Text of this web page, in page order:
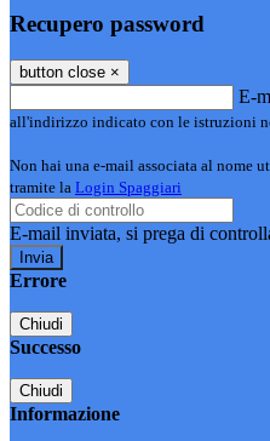
Recupero password
button close ×
E-
all'indirizzo indicato con le istruzioni
Non hai una e-mail associata al nome
tramite la Login Spaggiari
E-mail inviata, si prega di
Errore
Chiudi
Successo
Chiudi
Informazione